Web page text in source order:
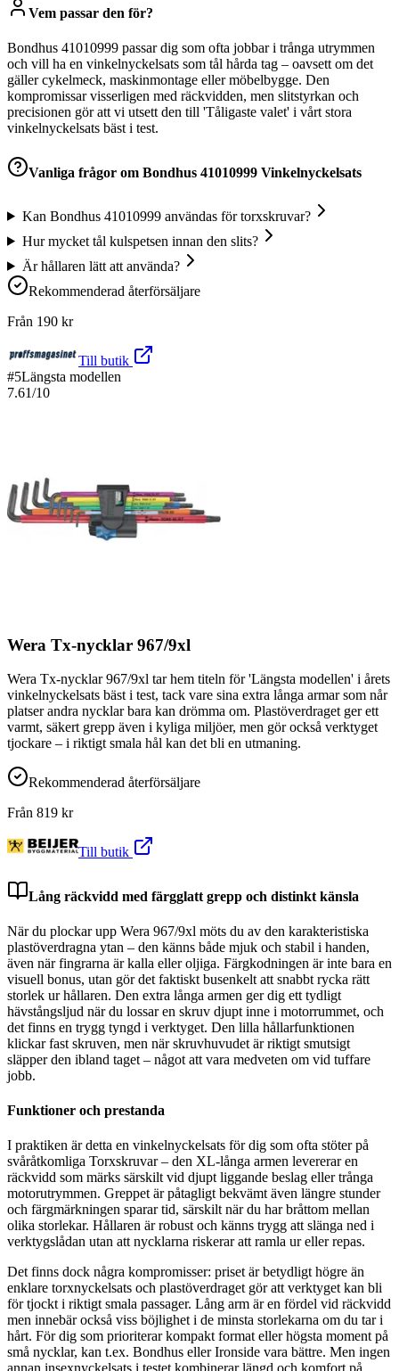
Vem passar den för?
Bondhus 41010999 passar dig som ofta jobbar i trånga utrymmen
och vill ha en vinkelnyckelsats som tål hårda tag – oavsett om det
gäller cykelmeck, maskinmontage eller möbelbygge. Den
kompromissar visserligen med räckvidden, men slitstyrkan och
precisionen gör att vi utsett den till 'Tåligaste valet' i vårt stora
vinkelnyckelsats bäst i test.
Vanliga frågor om Bondhus 41010999 Vinkelnyckelsats
Kan Bondhus 41010999 användas för torxskruvar?
Hur mycket tål kulspetsen innan den slits?
Är hållaren lätt att använda?
Rekommenderad återförsäljare
Från 190 kr
Till butik
#5Längsta modellen
7.61/10
Wera Tx-nycklar 967/9xl
Wera Tx-nycklar 967/9xl tar hem titeln för 'Längsta modellen' i årets
vinkelnyckelsats bäst i test, tack vare sina extra långa armar som når
platser andra nycklar bara kan drömma om. Plastöverdraget ger ett
varmt, säkert grepp även i kyliga miljöer, men gör också verktyget
tjockare – i riktigt smala hål kan det bli en utmaning.
Rekommenderad återförsäljare
Från 819 kr
Till butik
Lång räckvidd med färgglatt grepp och distinkt känsla
När du plockar upp Wera 967/9xl möts du av den karakteristiska
plastöverdragna ytan – den känns både mjuk och stabil i handen,
även när fingrarna är kalla eller oljiga. Färgkodningen är inte bara en
visuell bonus, utan gör det faktiskt busenkelt att snabbt rycka rätt
storlek ur hållaren. Den extra långa armen ger dig ett tydligt
hävstångsljud när du lossar en skruv djupt inne i motorrummet, och
det finns en trygg tyngd i verktyget. Den lilla hållarfunktionen
klickar fast skruven, men när skruvhuvudet är riktigt smutsigt
släpper den ibland taget – något att vara medveten om vid tuffare
jobb.
Funktioner och prestanda
I praktiken är detta en vinkelnyckelsats för dig som ofta stöter på
svåråtkomliga Torxskruvar – den XL-långa armen levererar en
räckvidd som märks särskilt vid djupt liggande beslag eller trånga
motorutrymmen. Greppet är påtagligt bekvämt även längre stunder
och färgmärkningen sparar tid, särskilt när du har bråttom mellan
olika storlekar. Hållaren är robust och känns trygg att slänga ned i
verktygslådan utan att nycklarna riskerar att ramla ur eller repas.
Det finns dock några kompromisser: priset är betydligt högre än
enklare torxnyckelsats och plastöverdraget gör att verktyget kan bli
för tjockt i riktigt smala passager. Lång arm är en fördel vid räckvidd
men innebär också viss böjlighet i de minsta storlekarna om du tar i
hårt. För dig som prioriterar kompakt format eller högsta moment på
små nycklar, kan t.ex. Bondhus eller Ironside vara bättre. Men ingen